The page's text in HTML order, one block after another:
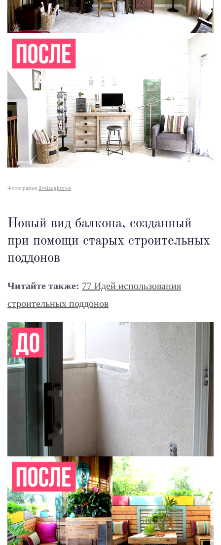
Фотография livelaughrowe
Новый вид балкона, созданный
при помощи старых строительных
поддонов
Читайте также: 77 Идей использования
строительных поддонов